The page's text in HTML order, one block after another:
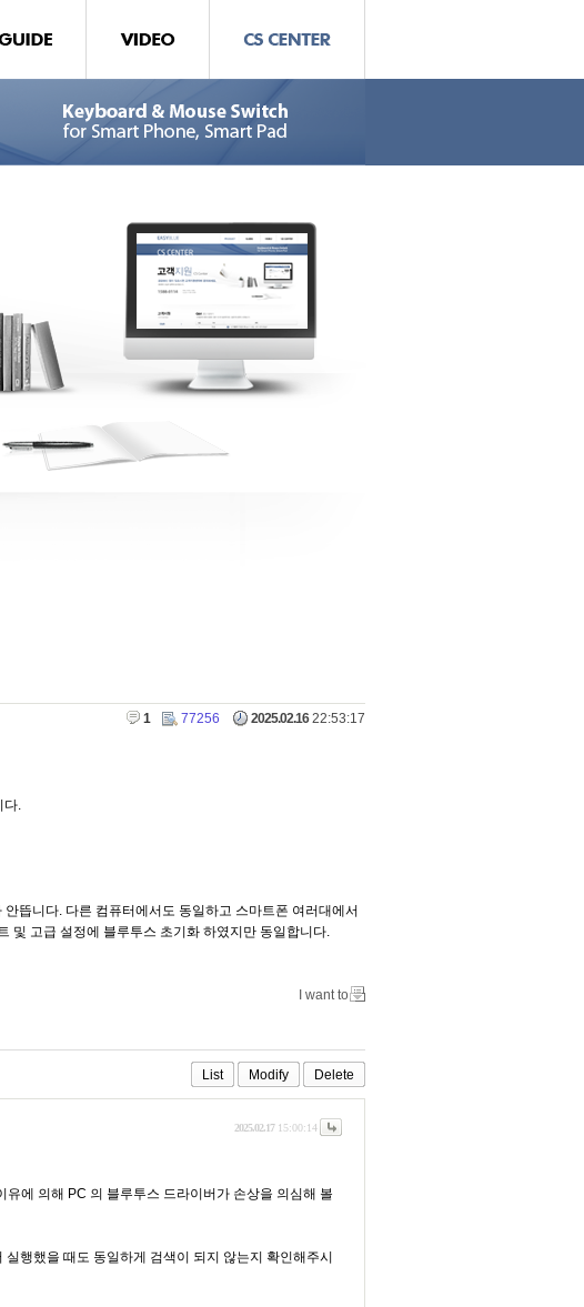
2025.02.1622:53:17
77256
1
다.
뜹니다. 다른 컴퓨터에서도 동일하고 스마트폰 여러대에서
및 고급 설정에 블루투스 초기화 하였지만 동일합니다.
I want to
List Modify Delete
2025.02.1715:00:14
에 의해 PC 의 블루투스 드라이버가 손상을 의심해 볼
행했을 때도 동일하게 검색이 되지 않는지 확인해주시